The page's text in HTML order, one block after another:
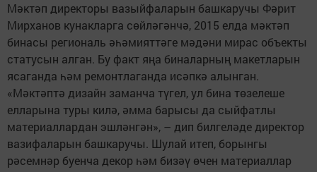
Мәктәп директоры вазыйфаларын башкаручы Фәрит
Мирханов кунакларга сөйләгәнчә, 2015 елда мәктәп
бинасы региональ әһәмияттәге мәдәни мирас объекты
статусын алган. Бу факт яңа биналарның макетларын
ясаганда һәм ремонтлаганда исәпкә алынган.
«Мәктәптә дизайн заманча түгел, ул бина төзелеше
елларына туры килә, әмма барысы да сыйфатлы
материаллардан эшләнгән», – дип билгеләде директор
вазифаларын башкаручы. Шулай итеп, борынгы
рәсемнәр буенча декор һәм бизәү өчен материаллар